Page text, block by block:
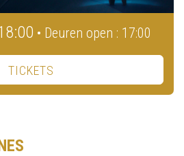
• Deuren open : 17:00
TICKETS